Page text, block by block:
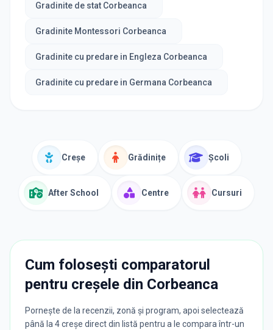
Gradinite de stat Corbeanca
Gradinite Montessori Corbeanca
Gradinite cu predare in Engleza Corbeanca
Gradinite cu predare in Germana Corbeanca
Creșe Grădinițe Școli
After School Centre Cursuri
Cum folosești comparatorul
pentru creșele din Corbeanca
Pornește de la recenzii, zonă și program, apoi selectează
până la 4 creșe direct din listă pentru a le compara într-un